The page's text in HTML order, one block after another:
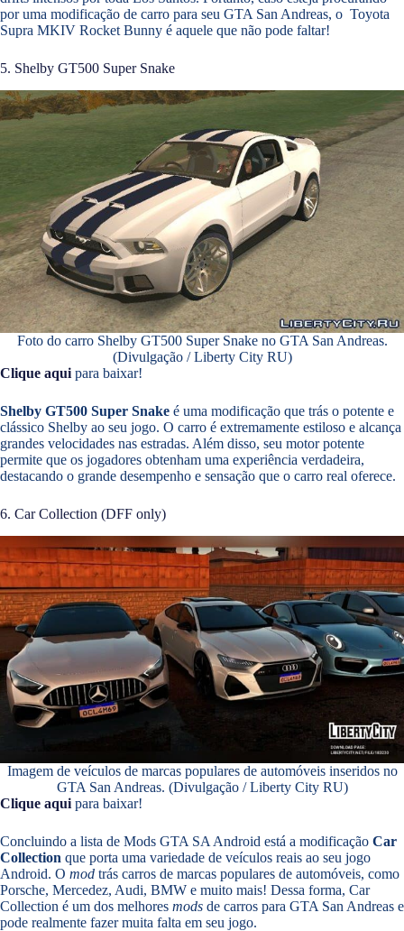
por uma modificação de carro para seu GTA San Andreas, o Toyota
Supra MKIV Rocket Bunny é aquele que não pode faltar!
5. Shelby GT500 Super Snake
Foto do carro Shelby GT500 Super Snake no GTA San Andreas.
(Divulgação / Liberty City RU)
Clique aqui para baixar!
Shelby GT500 Super Snake é uma modificação que trás o potente e
clássico Shelby ao seu jogo. O carro é extremamente estiloso e alcança
grandes velocidades nas estradas. Além disso, seu motor potente
permite que os jogadores obtenham uma experiência verdadeira,
destacando o grande desempenho e sensação que o carro real oferece.
6. Car Collection (DFF only)
Imagem de veículos de marcas populares de automóveis inseridos no
GTA San Andreas. (Divulgação / Liberty City RU)
Clique aqui para baixar!
Concluindo a lista de Mods GTA SA Android está a modificação Car
Collection que porta uma variedade de veículos reais ao seu jogo
Android. O mod trás carros de marcas populares de automóveis, como
Porsche, Mercedez, Audi, BMW e muito mais! Dessa forma, Car
Collection é um dos melhores mods de carros para GTA San Andreas e
pode realmente fazer muita falta em seu jogo.